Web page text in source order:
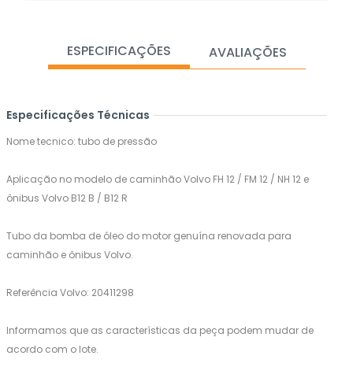
ESPECIFICAÇÕES AVALIAÇÕES
Especificações Técnicas
Nome tecnico: tubo de pressão
Aplicação no modelo de caminhão Volvo FH 12 / FM 12 / NH 12 e
ônibus Volvo B12 B / B12 R
Tubo da bomba de óleo do motor genuína renovada para
caminhão e ônibus Volvo.
Referência Volvo: 20411298
Informamos que as características da peça podem mudar de
acordo com o lote.